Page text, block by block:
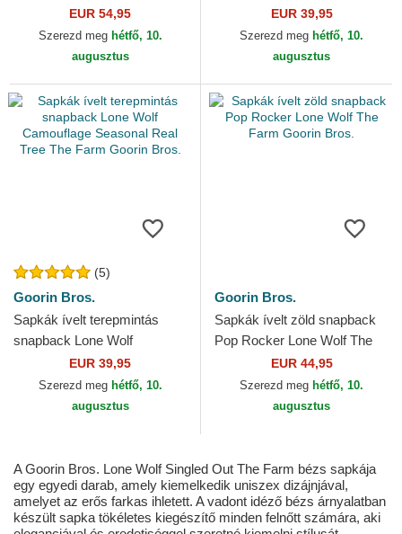
Element The Farm Goorin
Bros.
EUR 54,95
Szerezd meg hétfő, 10.
augusztus
Goorin Bros.EUR 39,95
Szerezd meg hétfő, 10.
augusztus
(5)
Goorin Bros.
Sapkák ívelt terepmintás
snapback Lone Wolf
Camouflage Seasonal Real
Tree The Farm Goorin Bros.
EUR 39,95
Szerezd meg hétfő, 10.
augusztus
Goorin Bros.
Sapkák ívelt zöld snapback
Pop Rocker Lone Wolf The
Farm Goorin Bros.
EUR 44,95
Szerezd meg hétfő, 10.
augusztus
A Goorin Bros. Lone Wolf Singled Out The Farm bézs sapkája
egy egyedi darab, amely kiemelkedik uniszex dizájnjával,
amelyet az erős farkas ihletett. A vadont idéző bézs árnyalatban
készült sapka tökéletes kiegészítő minden felnőtt számára, aki